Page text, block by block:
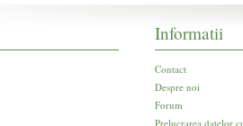
Informatii
Contact
Despre noi
Forum
Prelucrarea datelor